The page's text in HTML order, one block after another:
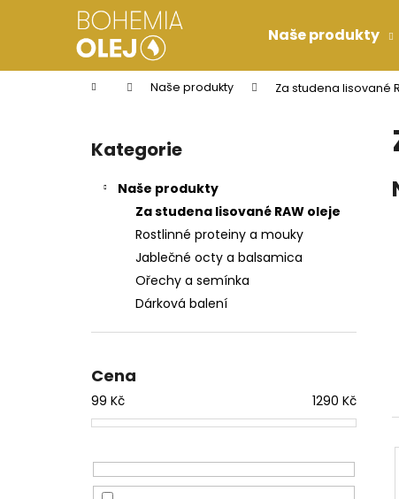
Naše produkty
Domů Naše produkty Za studena lisované
Přeskočit
kategorie
Kategorie
Naše produkty
Za studena lisované RAW oleje
Rostlinné proteiny a mouky
Jablečné octy a balsamica
Ořechy a semínka
Dárková balení
Cena
99 Kč 1290 Kč
í
Zpět
do
Zpět
do
RAW BOHEMIA OLEJ VLAŠSKÝ
179 Kč